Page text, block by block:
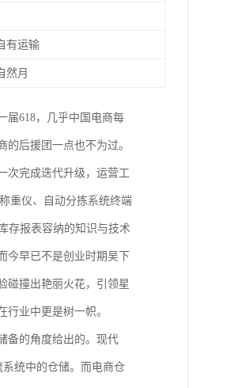
有运输
然月
届618，几乎中国电商每
后援团一点也不为过。
次完成迭代升级，运营工
重仪、自动分拣系统终端
存报表容纳的知识与技术
今早已不是创业时期吴下
碰撞出艳丽火花，引领星
业中更是树一帜。
备的角度给出的。现代
系统中的仓储。而电商仓